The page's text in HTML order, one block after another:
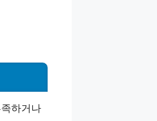
하거나